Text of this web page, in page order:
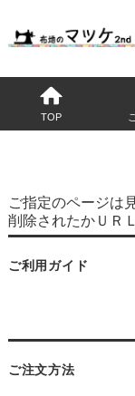
TOP
ご指定のページは
削除されたかＵＲ
ご利用ガイド
ご注文方法